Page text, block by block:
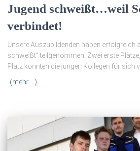
Jugend schweißt…weil
verbindet!
Unsere Auszubildenden haben erfolgreich
schweißt“ teilgenommen. Zwei erste
Platz konnten die jungen Kollegen für sich
(mehr …)